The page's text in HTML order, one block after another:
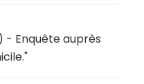
- Enquête auprès
."